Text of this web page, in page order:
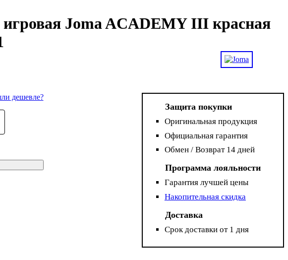
Joma ACADEMY III красная
дешевле?
Защита покупки
Оригинальная продукция
Официальная гарантия
Обмен / Возврат 14 дней
Программа лояльности
Гарантия лучшей цены
Накопительная скидка
Доставка
Срок доставки от 1 дня